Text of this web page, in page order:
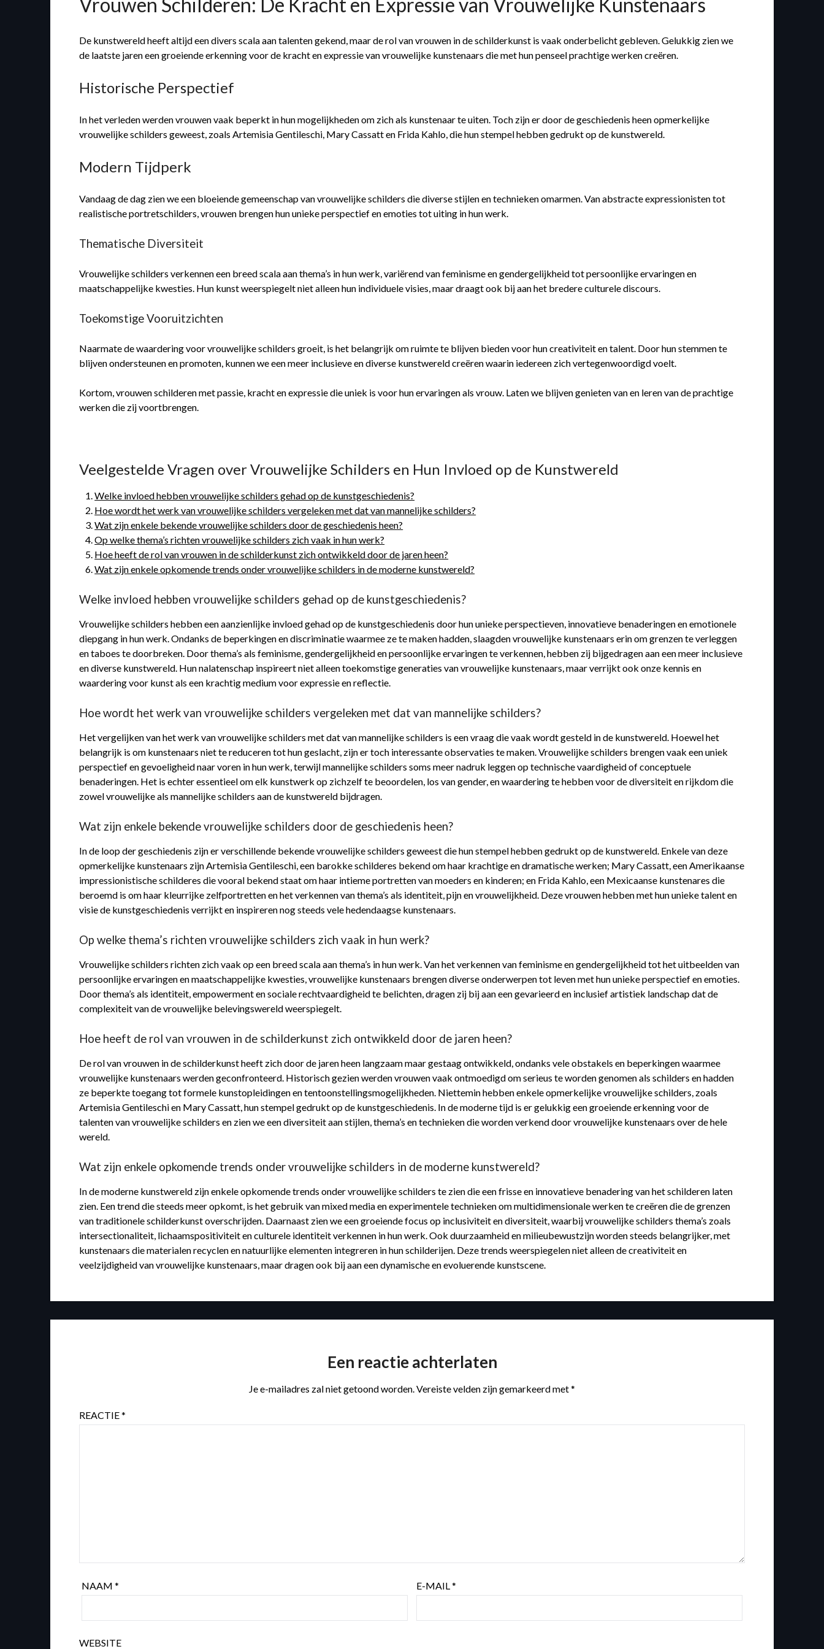
De kunstwereld heeft altijd een divers scala aan talenten gekend, maar de rol van vrouwen in de schilderkunst is vaak onderbelicht gebleven. Gelukkig zien we
de laatste jaren een groeiende erkenning voor de kracht en expressie van vrouwelijke kunstenaars die met hun penseel prachtige werken creëren.
Historische Perspectief
In het verleden werden vrouwen vaak beperkt in hun mogelijkheden om zich als kunstenaar te uiten. Toch zijn er door de geschiedenis heen opmerkelijke
vrouwelijke schilders geweest, zoals Artemisia Gentileschi, Mary Cassatt en Frida Kahlo, die hun stempel hebben gedrukt op de kunstwereld.
Modern Tijdperk
Vandaag de dag zien we een bloeiende gemeenschap van vrouwelijke schilders die diverse stijlen en technieken omarmen. Van abstracte expressionisten tot
realistische portretschilders, vrouwen brengen hun unieke perspectief en emoties tot uiting in hun werk.
Thematische Diversiteit
Vrouwelijke schilders verkennen een breed scala aan thema’s in hun werk, variërend van feminisme en gendergelijkheid tot persoonlijke ervaringen en
maatschappelijke kwesties. Hun kunst weerspiegelt niet alleen hun individuele visies, maar draagt ook bij aan het bredere culturele discours.
Toekomstige Vooruitzichten
Naarmate de waardering voor vrouwelijke schilders groeit, is het belangrijk om ruimte te blijven bieden voor hun creativiteit en talent. Door hun stemmen te
blijven ondersteunen en promoten, kunnen we een meer inclusieve en diverse kunstwereld creëren waarin iedereen zich vertegenwoordigd voelt.
Kortom, vrouwen schilderen met passie, kracht en expressie die uniek is voor hun ervaringen als vrouw. Laten we blijven genieten van en leren van de prachtige
werken die zij voortbrengen.
Veelgestelde Vragen over Vrouwelijke Schilders en Hun Invloed op de Kunstwereld
Welke invloed hebben vrouwelijke schilders gehad op de kunstgeschiedenis?
Hoe wordt het werk van vrouwelijke schilders vergeleken met dat van mannelijke schilders?
Wat zijn enkele bekende vrouwelijke schilders door de geschiedenis heen?
Op welke thema’s richten vrouwelijke schilders zich vaak in hun werk?
Hoe heeft de rol van vrouwen in de schilderkunst zich ontwikkeld door de jaren heen?
Wat zijn enkele opkomende trends onder vrouwelijke schilders in de moderne kunstwereld?
Welke invloed hebben vrouwelijke schilders gehad op de kunstgeschiedenis?
Vrouwelijke schilders hebben een aanzienlijke invloed gehad op de kunstgeschiedenis door hun unieke perspectieven, innovatieve benaderingen en emotionele
diepgang in hun werk. Ondanks de beperkingen en discriminatie waarmee ze te maken hadden, slaagden vrouwelijke kunstenaars erin om grenzen te verleggen
en taboes te doorbreken. Door thema’s als feminisme, gendergelijkheid en persoonlijke ervaringen te verkennen, hebben zij bijgedragen aan een meer inclusieve
en diverse kunstwereld. Hun nalatenschap inspireert niet alleen toekomstige generaties van vrouwelijke kunstenaars, maar verrijkt ook onze kennis en
waardering voor kunst als een krachtig medium voor expressie en reflectie.
Hoe wordt het werk van vrouwelijke schilders vergeleken met dat van mannelijke schilders?
Het vergelijken van het werk van vrouwelijke schilders met dat van mannelijke schilders is een vraag die vaak wordt gesteld in de kunstwereld. Hoewel het
belangrijk is om kunstenaars niet te reduceren tot hun geslacht, zijn er toch interessante observaties te maken. Vrouwelijke schilders brengen vaak een uniek
perspectief en gevoeligheid naar voren in hun werk, terwijl mannelijke schilders soms meer nadruk leggen op technische vaardigheid of conceptuele
benaderingen. Het is echter essentieel om elk kunstwerk op zichzelf te beoordelen, los van gender, en waardering te hebben voor de diversiteit en rijkdom die
zowel vrouwelijke als mannelijke schilders aan de kunstwereld bijdragen.
Wat zijn enkele bekende vrouwelijke schilders door de geschiedenis heen?
In de loop der geschiedenis zijn er verschillende bekende vrouwelijke schilders geweest die hun stempel hebben gedrukt op de kunstwereld. Enkele van deze
opmerkelijke kunstenaars zijn Artemisia Gentileschi, een barokke schilderes bekend om haar krachtige en dramatische werken; Mary Cassatt, een Amerikaanse
impressionistische schilderes die vooral bekend staat om haar intieme portretten van moeders en kinderen; en Frida Kahlo, een Mexicaanse kunstenares die
beroemd is om haar kleurrijke zelfportretten en het verkennen van thema’s als identiteit, pijn en vrouwelijkheid. Deze vrouwen hebben met hun unieke talent en
visie de kunstgeschiedenis verrijkt en inspireren nog steeds vele hedendaagse kunstenaars.
Op welke thema’s richten vrouwelijke schilders zich vaak in hun werk?
Vrouwelijke schilders richten zich vaak op een breed scala aan thema’s in hun werk. Van het verkennen van feminisme en gendergelijkheid tot het uitbeelden van
persoonlijke ervaringen en maatschappelijke kwesties, vrouwelijke kunstenaars brengen diverse onderwerpen tot leven met hun unieke perspectief en emoties.
Door thema’s als identiteit, empowerment en sociale rechtvaardigheid te belichten, dragen zij bij aan een gevarieerd en inclusief artistiek landschap dat de
complexiteit van de vrouwelijke belevingswereld weerspiegelt.
Hoe heeft de rol van vrouwen in de schilderkunst zich ontwikkeld door de jaren heen?
De rol van vrouwen in de schilderkunst heeft zich door de jaren heen langzaam maar gestaag ontwikkeld, ondanks vele obstakels en beperkingen waarmee
vrouwelijke kunstenaars werden geconfronteerd. Historisch gezien werden vrouwen vaak ontmoedigd om serieus te worden genomen als schilders en hadden
ze beperkte toegang tot formele kunstopleidingen en tentoonstellingsmogelijkheden. Niettemin hebben enkele opmerkelijke vrouwelijke schilders, zoals
Artemisia Gentileschi en Mary Cassatt, hun stempel gedrukt op de kunstgeschiedenis. In de moderne tijd is er gelukkig een groeiende erkenning voor de
talenten van vrouwelijke schilders en zien we een diversiteit aan stijlen, thema’s en technieken die worden verkend door vrouwelijke kunstenaars over de hele
wereld.
Wat zijn enkele opkomende trends onder vrouwelijke schilders in de moderne kunstwereld?
In de moderne kunstwereld zijn enkele opkomende trends onder vrouwelijke schilders te zien die een frisse en innovatieve benadering van het schilderen laten
zien. Een trend die steeds meer opkomt, is het gebruik van mixed media en experimentele technieken om multidimensionale werken te creëren die de grenzen
van traditionele schilderkunst overschrijden. Daarnaast zien we een groeiende focus op inclusiviteit en diversiteit, waarbij vrouwelijke schilders thema’s zoals
intersectionaliteit, lichaamspositiviteit en culturele identiteit verkennen in hun werk. Ook duurzaamheid en milieubewustzijn worden steeds belangrijker, met
kunstenaars die materialen recyclen en natuurlijke elementen integreren in hun schilderijen. Deze trends weerspiegelen niet alleen de creativiteit en
veelzijdigheid van vrouwelijke kunstenaars, maar dragen ook bij aan een dynamische en evoluerende kunstscene.
Een reactie achterlaten
Je e-mailadres zal niet getoond worden. Vereiste velden zijn gemarkeerd met*
REACTIE*
NAAM* E-MAIL *
WEBSITE